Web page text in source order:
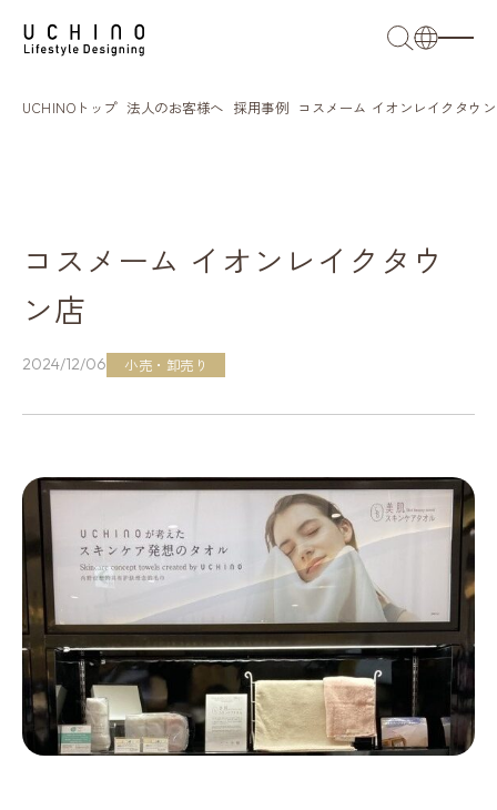
UCHINOトップ 法人のお客様へ 採用事例 コスメーム イオンレイクタウ
コスメーム イオンレイクタウ
ン店
2024/12/06 小売・卸売り